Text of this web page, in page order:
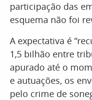
participação das
esquema não foi
A expectativa é
1,5 bilhão entre
apurado até o
e autuações, os
pelo crime de